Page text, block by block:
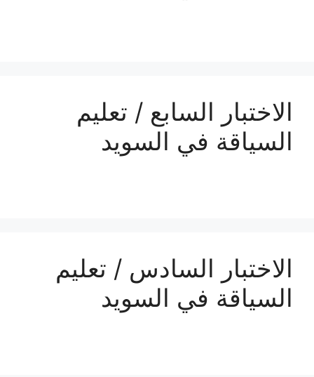
الاختبار السابع / تعليم
السياقة في السويد
الاختبار السادس / تعليم
السياقة في السويد